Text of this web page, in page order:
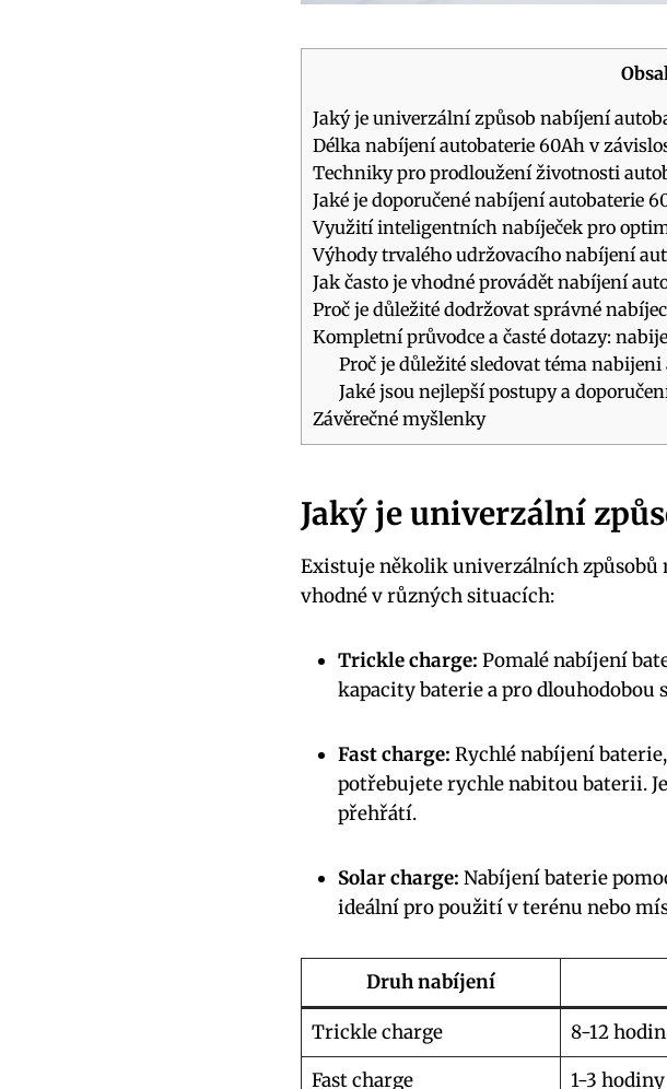
Jaký je univerzální způsob nabíjení
Délka nabíjení autobaterie 60Ah v
Techniky pro prodloužení životnosti
Jaké je doporučené nabíjení autobaterie
Využití inteligentních nabíječek pro
Výhody trvalého udržovacího nabíjení
Jak často je vhodné provádět nabíjení
Proč je důležité dodržovat správné
Kompletní průvodce a časté dotazy:
Proč je důležité sledovat téma
Jaké jsou nejlepší postupy a
Závěrečné myšlenky
Jaký je univerzální
Existuje několik univerzálních způsobů
vhodné v různých situacích:
Trickle charge: Pomalé nabíjení
kapacity baterie a pro dlouhodobou
Fast charge: Rychlé nabíjení
potřebujete rychle nabitou baterii.
přehřátí.
Solar charge: Nabíjení baterie
ideální pro použití v terénu nebo
Druh nabíjení
Trickle charge
8-12 hodin
Fast charge
1-3 hodiny